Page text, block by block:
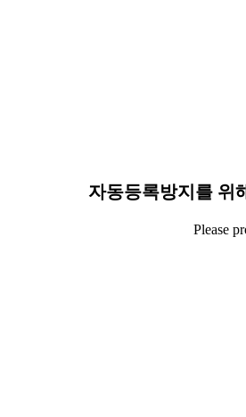
자동등록방지를 위
Please